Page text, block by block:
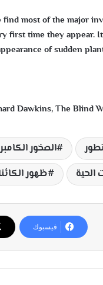
find most of the major
first time they appear.
of sudden
Dawkins, The Blind
الصخور
الحية
ظهور
فيسبوك